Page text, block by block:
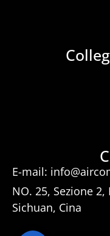
E-mail:
NO. 25, Sezione
Sichuan, Cina